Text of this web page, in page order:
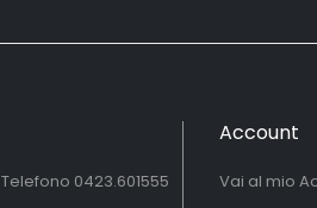
Telefono 0423.601555
Account
Vai al mio